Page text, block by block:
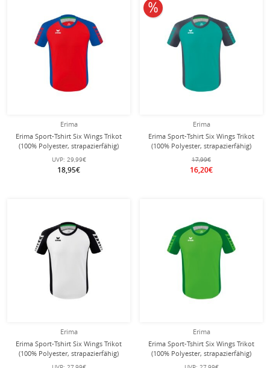
Erima
Erima Sport-Tshirt Six Wings Trikot
(100% Polyester, strapazierfähig)
rot/royalblau Herren
UVP: 29,99€
18,95€
Erima
Erima Sport-Tshirt Six Wings Trikot
(100% Polyester, strapazierfähig)
petrolblau/grau Herren
17,99€
16,20€
10% reduziert
Erima
Erima Sport-Tshirt Six Wings Trikot
(100% Polyester, strapazierfähig)
weiss/schwarz Kinder
Erima
Erima Sport-Tshirt Six Wings Trikot
(100% Polyester, strapazierfähig)
grün/smaragd Kinder